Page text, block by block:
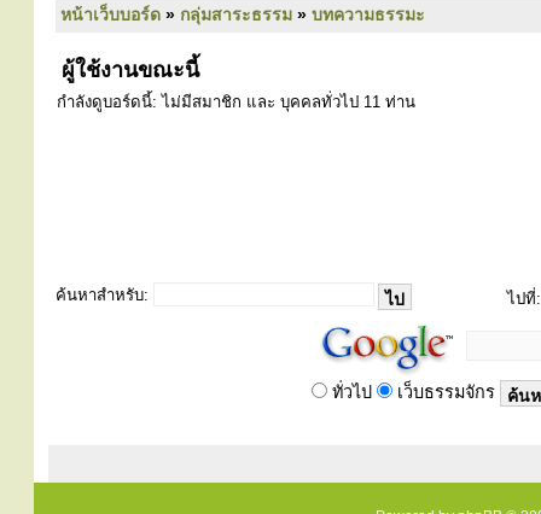
หน้าเว็บบอร์ด » กลุ่มสาระธรรม » บทความธรรมะ
ผู้ใช้งานขณะนี้
กำลังดูบอร์ดนี้: ไม่มีสมาชิก และ บุคคลทั่วไป 11 ท่าน
ค้นหาสำหรับ: ไปที่:
ทั่วไป เว็บธรรมจักร